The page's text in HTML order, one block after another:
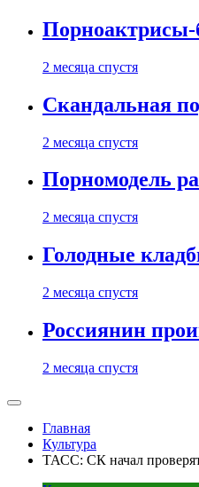
Порноактрисы-
2 месяца спустя
Скандальная
2 месяца спустя
Порномодель
2 месяца спустя
Голодные
2 месяца спустя
Россиянин
2 месяца спустя
Главная
Культура
ТАСС: СК начал